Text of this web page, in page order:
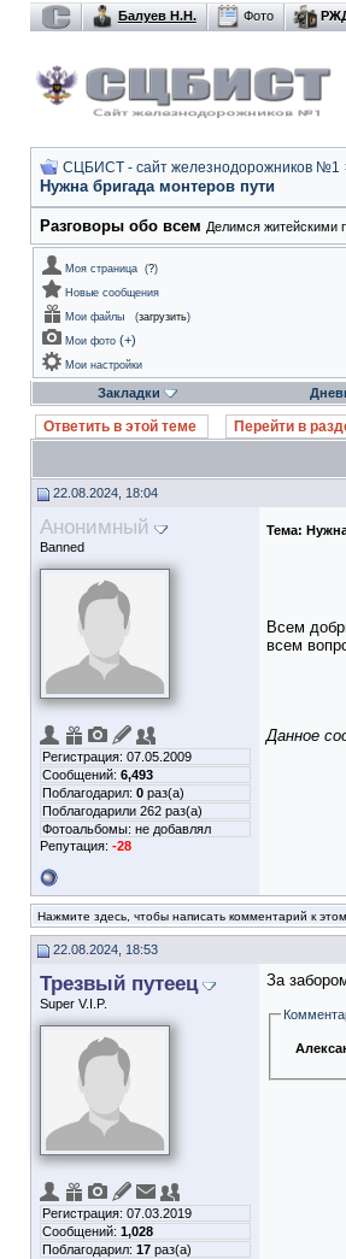
Балуев Н.Н. Фото
СЦБИСТ - сайт железнодорожников №1
Нужна бригада монтеров пути
Разговоры обо всем Делимся житейскими
Моя страница (?)
Новые сообщения
Мои файлы
(загрузить)
Мои фото (+)
Мои настройки
Закладки
Ответить в этой теме Перейти в
22.08.2024, 18:04
Анонимный
Banned
Регистрация: 07.05.2009
Сообщений: 6,493
Поблагодарил: 0 раз(а)
Поблагодарили 262 раз(а)
Фотоальбомы: не добавлял
Репутация: -28
Тема:
Всем
всем
Данное
Нажмите здесь, чтобы написать комментарий к
22.08.2024, 18:53
Трезвый путеец
Super V.I.P.
Регистрация: 07.03.2019
Сообщений: 1,028
Поблагодарил: 17 раз(а)
За